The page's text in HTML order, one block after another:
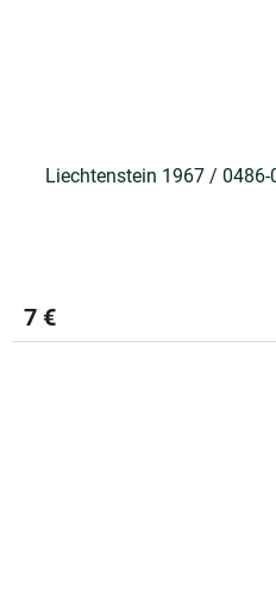
Liechtenstein 1967 /
7 €